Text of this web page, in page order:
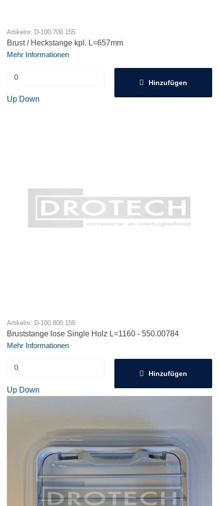
Artikelnr: D-100.700.155
Brust / Heckstange kpl. L=657mm
Mehr Informationen
Up Down
Hinzufügen
Artikelnr: D-100.800.155
Bruststange lose Single Holz L=1160 - 550.00784
Mehr Informationen
Up Down
Hinzufügen